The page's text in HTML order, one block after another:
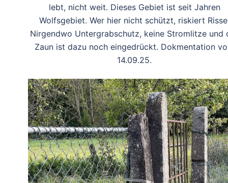
lebt, nicht weit. Dieses Gebiet ist seit Jahren
Wolfsgebiet. Wer hier nicht schützt, riskiert
Nirgendwo Untergrabschutz, keine Stromlitze und
Zaun ist dazu noch eingedrückt. Dokmentation
14.09.25.